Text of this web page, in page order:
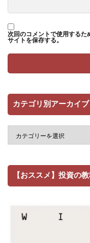
次回のコメントで使用するた
サイトを保存する。
カテゴリ別アーカイブ
【おススメ】投資の